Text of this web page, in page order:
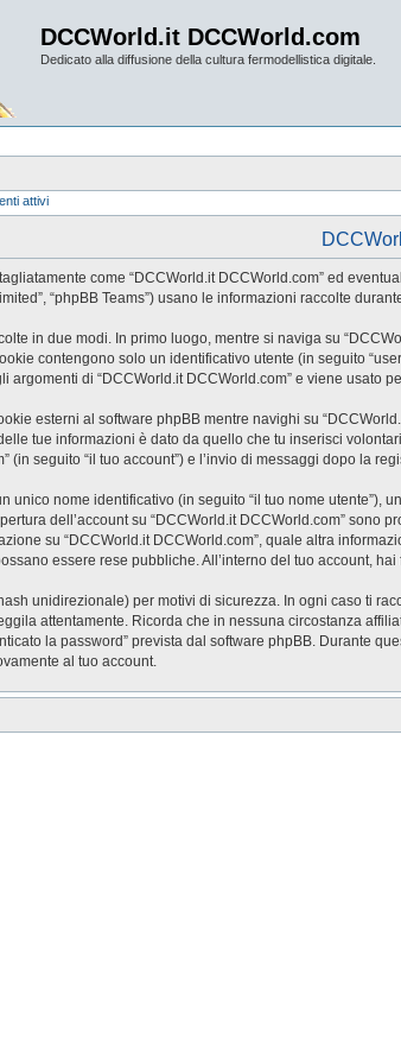
DCCWorld.it DCCWorld.com
Dedicato alla diffusione della cultura fermodellistica digitale.
attivi
come “DCCWorld.it DCCWorld.com” ed
“phpBB Teams”) usano le informazioni raccolte
in due modi. In primo luogo, mentre si naviga su
contengono solo un identificativo utente (in seguito
argomenti di “DCCWorld.it DCCWorld.com” e viene
esterni al software phpBB mentre navighi su
tue informazioni è dato da quello che tu inserisci
(in seguito “il tuo account”) e l’invio di messaggi dopo la
unico nome identificativo (in seguito “il tuo nome
dell’account su “DCCWorld.it DCCWorld.com”
su “DCCWorld.it DCCWorld.com”, quale altra
essere rese pubbliche. All’interno del tuo account,
unidirezionale) per motivi di sicurezza. In ogni caso ti
attentamente. Ricorda che in nessuna circostanza
la password” prevista dal software phpBB. Durante
al tuo account.